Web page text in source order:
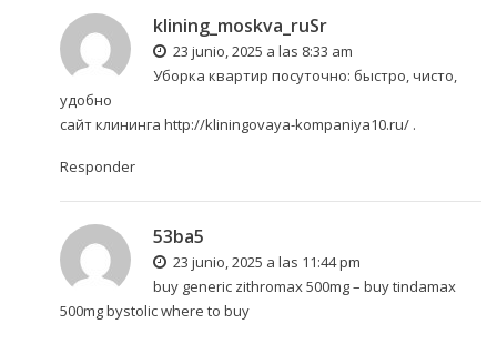
klining_moskva_ruSr
23 junio, 2025 a las 8:33 am
Уборка квартир посуточно: быстро, чисто,
удобно
сайт клининга http://kliningovaya-kompaniya10.ru/.
Responder
53ba5
23 junio, 2025 a las 11:44 pm
buy generic zithromax 500mg – buy tindamax
500mgbystolic where to buy